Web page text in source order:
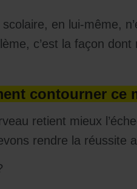
scolaire, en lui-même,
c’est la façon
contourner ce
retient mieux
rendre la réussite